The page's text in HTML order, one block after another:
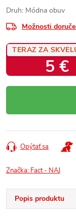
Druh: Módna obuv
Možnosti
TERAZ ZA
5 €
Opýtať sa
Značka: Fact - NAJ
Popis produktu